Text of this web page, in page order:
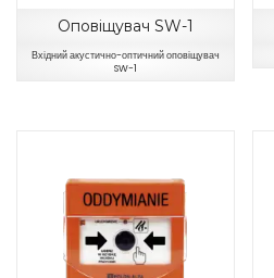
Оповіщувач SW-1
Вхідний акустично-оптичний оповіщувач
SW-1